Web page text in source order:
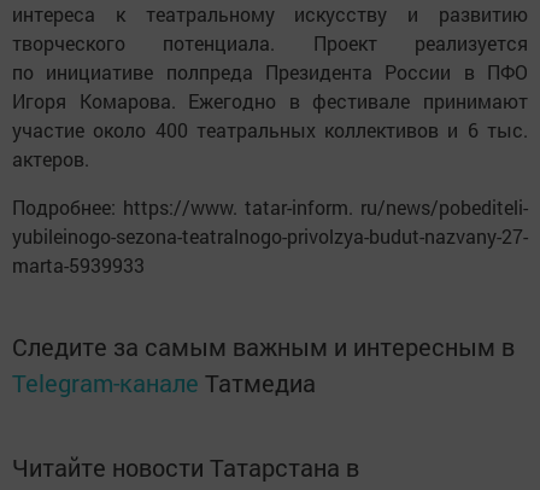
интереса к театральному искусству и развитию
творческого потенциала. Проект реализуется
по инициативе полпреда Президента России в ПФО
Игоря Комарова. Ежегодно в фестивале принимают
участие около 400 театральных коллективов и 6 тыс.
актеров.
Подробнее: https://www. tatar-inform. ru/news/pobediteli-
yubileinogo-sezona-teatralnogo-privolzya-budut-nazvany-27-
marta-5939933
Следите за самым важным и интересным в
Telegram-канале Татмедиа
Читайте новости Татарстана в